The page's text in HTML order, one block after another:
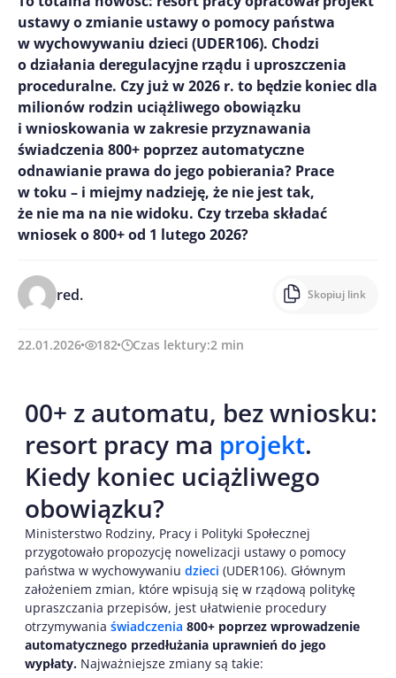
ustawy o zmianie ustawy o pomocy państwa
w wychowywaniu dzieci (UDER106). Chodzi
o działania deregulacyjne rządu i uproszczenia
proceduralne. Czy już w 2026 r. to będzie koniec dla
milionów rodzin uciążliwego obowiązku
i wnioskowania w zakresie przyznawania
świadczenia 800+ poprzez automatyczne
odnawianie prawa do jego pobierania? Prace
w toku – i miejmy nadzieję, że nie jest tak,
że nie ma na nie widoku. Czy trzeba składać
wniosek o 800+ od 1 lutego 2026?
red. Skopiuj link
22.01.2026 182 Czas lektury:2 min
00+ z automatu, bez wniosku:
resort pracy ma projekt.
Kiedy koniec uciążliwego
obowiązku?
Ministerstwo Rodziny, Pracy i Polityki Społecznej
przygotowało propozycję nowelizacji ustawy o pomocy
państwa w wychowywaniu dzieci (UDER106). Głównym
założeniem zmian, które wpisują się w rządową politykę
upraszczania przepisów, jest ułatwienie procedury
otrzymywania świadczenia 800+ poprzez wprowadzenie
automatycznego przedłużania uprawnień do jego
wypłaty. Najważniejsze zmiany są takie: